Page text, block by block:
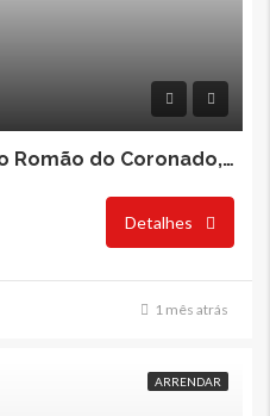
Loja com Armazém, São Romão do Coronado, Trofa
Detalhes
1 mês atrás
ARRENDAR